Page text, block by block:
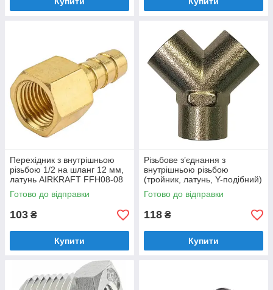
Перехідник з внутрішньою
різьбою 1/2 на шланг 12 мм,
латунь AIRKRAFT FFH08-08
Готово до відправки
103 ₴
Купити
Різьбове з’єднання з
внутрішньою різьбою
(тройник, латунь, Y-подібний)
1/4 AIRKRAFT SP030-1
Готово до відправки
118 ₴
Купити